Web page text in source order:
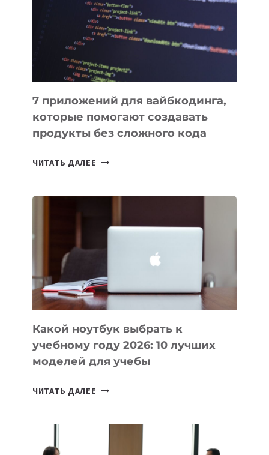
ФИНАНСИРОВАНИИ
7 приложений для вайбкодинга,
которые помогают создавать
продукты без сложного кода
ЧИТАТЬ ДАЛЕЕ
ПОМОГАЮТ
СОЗДАВАТЬ
БЕЗ
СЛОЖНОГО
КОДА
Какой ноутбук выбрать к
учебному году 2026: 10 лучших
моделей для учебы
ЧИТАТЬ ДАЛЕЕ КАКОЙ
УЧЕБНОМУ